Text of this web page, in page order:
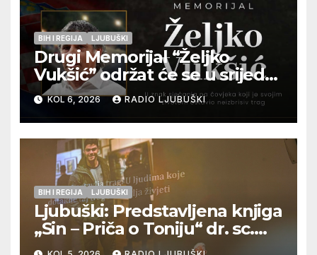
BIH I REGIJA LJUBUŠKI
Drugi Memorijal “Željko
Vukšić” održat će se u srijedu
12. kolovoza u Otoku
KOL 6, 2026 RADIO LJUBUŠKI
BIH I REGIJA LJUBUŠKI
Ljubuški: Predstavljena knjiga
„Sin – Priča o Toniju“ dr. sc.
Zdenka Hercega